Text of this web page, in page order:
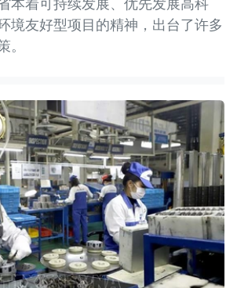
境友好型项目的精神，出台了许多